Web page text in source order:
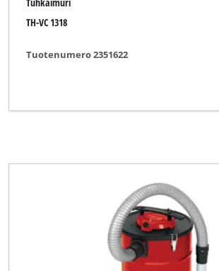
TH-VC 1318
Tuotenumero 2351622